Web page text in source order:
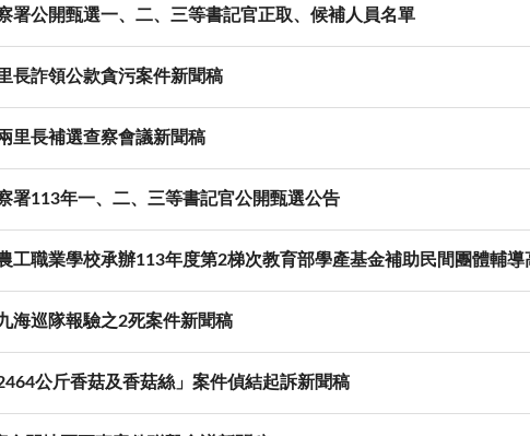
署公開甄選一、二、三等書記官正取、候補人員名單
長詐領公款貪污案件新聞稿
里長補選查察會議新聞稿
署113年一、二、三等書記官公開甄選公告
工職業學校承辦113年度第2梯次教育部學產基金補助民間團體輔
海巡隊報驗之2死案件新聞稿
公斤香菇及香菇絲」案件偵結起訴新聞稿